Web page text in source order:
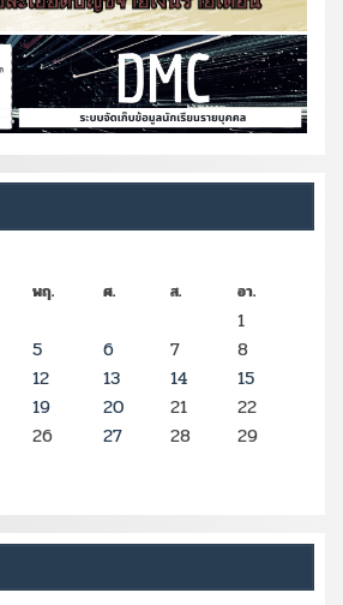
พฤ. ศ. ส. อา.
1
5 6 7
8
12 13 14
15
19 20 21
22
26 27 28
29